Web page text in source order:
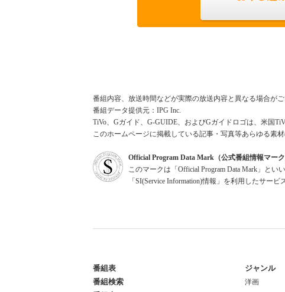
番組内容、放送時間などが実際の放送内容と異なる場合がご
番組データ提供元：IPG Inc.
TiVo、Gガイド、G-GUIDE、およびGガイドロゴは、米国
このホームページに掲載している記事・写真等あらゆる素
Official Program Data Mark（公式番組情報マーク
このマークは「Official Program Data Mark」とい
「SI(Service Information)情報」を利用したサー
番組表
番組検索
ジャンル
洋画